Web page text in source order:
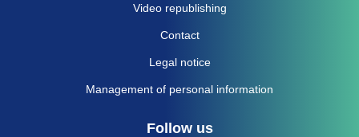
Video republishing
Contact
Legal notice
Management of personal information
Follow us